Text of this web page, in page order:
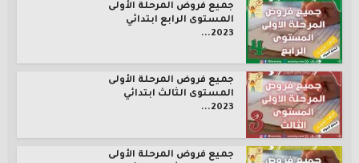
جميع فروض المرحلة الأولى
المستوى الرابع ابتدائي
2023...
جميع فروض المرحلة الأولى
المستوى الثالث ابتدائي
2023...
جميع فروض المرحلة الأولى